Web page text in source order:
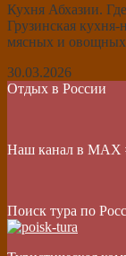
Кухня Абхазии.
Грузинская
мясных и овощных
30.03.2026
Отдых в России
Наш канал в МАХ
Поиск тура по